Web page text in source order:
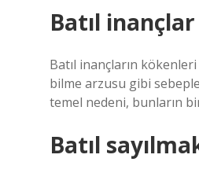
Batıl
Batıl inançların
bilme arzusu gibi
temel nedeni, bunların
Batıl